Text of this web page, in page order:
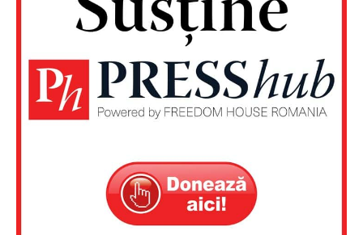
Un proiect
FREEDOM HOUSE ROMÂNIA